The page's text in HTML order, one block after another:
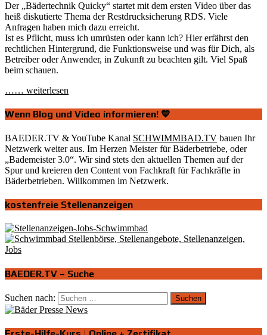
Der „Bädertechnik Quicky“ startet mit dem ersten Video über das
heiß diskutierte Thema der Restdrucksicherung RDS. Viele
Anfragen haben mich dazu erreicht.
Ist es Pflicht, muss ich umrüsten oder kann ich? Hier erfährst den
rechtlichen Hintergrund, die Funktionsweise und was für Dich, als
Betreiber oder Anwender, in Zukunft zu beachten gilt. Viel Spaß
beim schauen.
…… weiterlesen
Wenn Blog und Video informieren! 💙
BAEDER.TV & YouTube Kanal SCHWIMMBAD.TV bauen Ihr
Netzwerk weiter aus. Im Herzen Meister für Bäderbetriebe, oder
„Bademeister 3.0“. Wir sind stets den aktuellen Themen auf der
Spur und kreieren den Content von Fachkraft für Fachkräfte in
Bäderbetrieben. Willkommen im Netzwerk.
kostenfreie Stellenanzeigen
BAEDER.TV – Suche
Suchen nach: